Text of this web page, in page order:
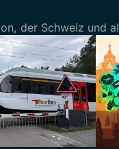
der Schweiz und